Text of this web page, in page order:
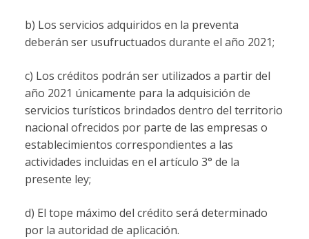
b) Los servicios adquiridos en la preventa
deberán ser usufructuados durante el año 2021;
c) Los créditos podrán ser utilizados a partir del
año 2021 únicamente para la adquisición de
servicios turísticos brindados dentro del territorio
nacional ofrecidos por parte de las empresas o
establecimientos correspondientes a las
actividades incluidas en el artículo 3° de la
presente ley;
d) El tope máximo del crédito será determinado
por la autoridad de aplicación.